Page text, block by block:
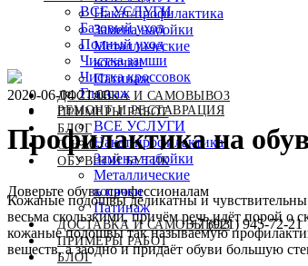
Накат/профилактика
Замена набойки
Металлические
косячки
Патинаж
ДОСТАВКА И САМОВЫВОЗ
ПРИМЕРЫ РАБОТ
БЛОГ
О НАС
ОБУВНОЙ БУТИК
Доверьте обувь профессионалам
+7 (921) 945-72-21
ВСЕ УСЛУГИ
Базовый уход
Полный уход
Чистка замши
Чистка кроссовок
Глассаж
РЕМОНТ И РЕСТАВРАЦИЯ
ВСЕ УСЛУГИ
Накат/профилактика
Замена набойки
Металлические
косячки
Патинаж
ДОСТАВКА И САМОВЫВОЗ
ПРИМЕРЫ РАБОТ
БЛОГ
2020-06-04 21:00
Профилактика на
Кожаные подошвы деликатны и чувствительны
весьма скользкими, причём речь идёт порой о
кожаные подошвы так называемую
веществ, а заодно и придаёт обуви большую